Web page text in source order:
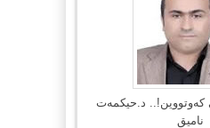
کەوتووین!.. د.حیکمەت
نامیق